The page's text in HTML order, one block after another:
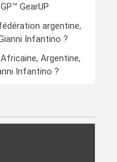
GearUP
argentine,
Infantino ?
Argentine,
Infantino ?